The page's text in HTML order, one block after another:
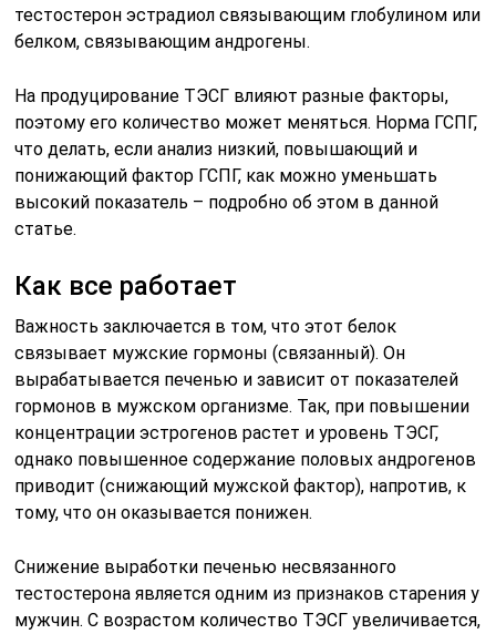
тестостерон эстрадиол связывающим глобулином или
белком, связывающим андрогены.
На продуцирование ТЭСГ влияют разные факторы,
поэтому его количество может меняться. Норма ГСПГ,
что делать, если анализ низкий, повышающий и
понижающий фактор ГСПГ, как можно уменьшать
высокий показатель – подробно об этом в данной
статье.
Как все работает
Важность заключается в том, что этот белок
связывает мужские гормоны (связанный). Он
вырабатывается печенью и зависит от показателей
гормонов в мужском организме. Так, при повышении
концентрации эстрогенов растет и уровень ТЭСГ,
однако повышенное содержание половых андрогенов
приводит (снижающий мужской фактор), напротив, к
тому, что он оказывается понижен.
Снижение выработки печенью несвязанного
тестостерона является одним из признаков старения у
мужчин. С возрастом количество ТЭСГ увеличивается,